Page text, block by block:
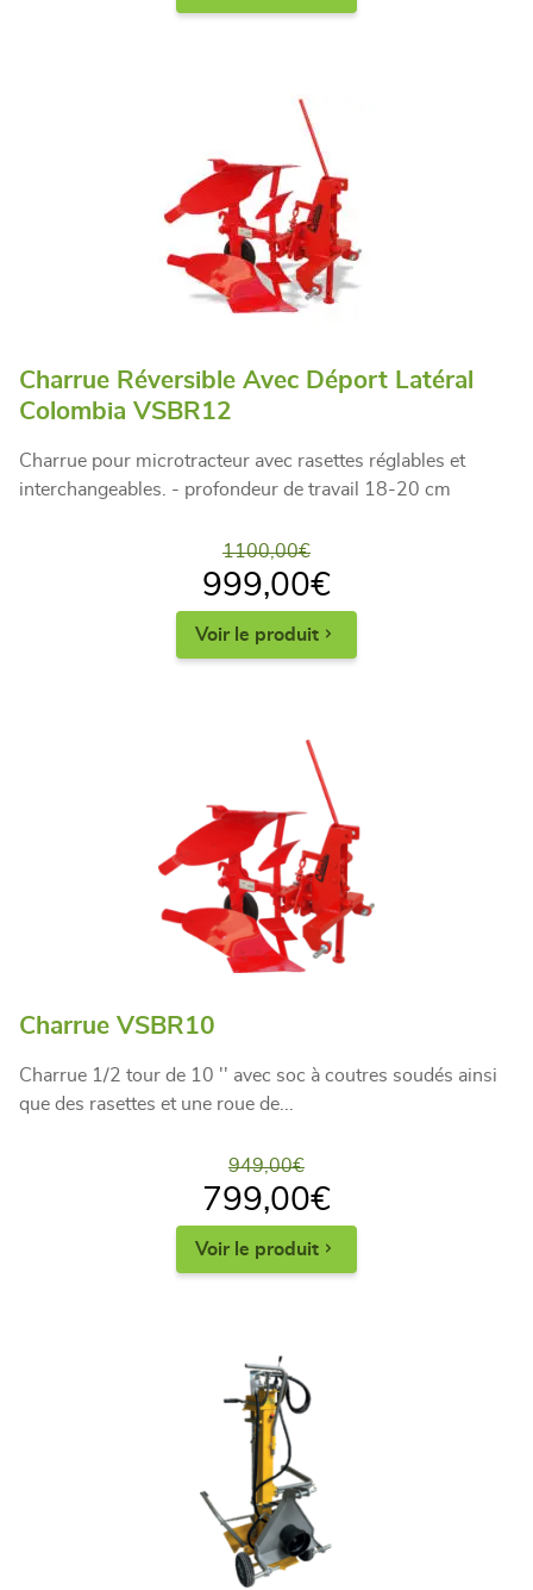
Charrue Réversible Avec Déport Latéral
Colombia VSBR12
Charrue pour microtracteur avec rasettes réglables et
interchangeables. - profondeur de travail 18-20 cm
1100,00€
999,00€
Voir le produit
Charrue VSBR10
Charrue 1/2 tour de 10 '' avec soc à coutres soudés ainsi
que des rasettes et une roue de...
949,00€
799,00€
Voir le produit